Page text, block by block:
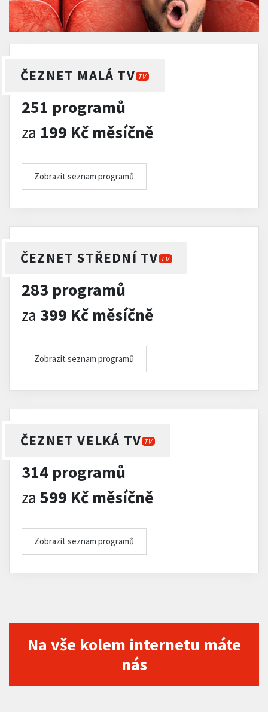
ČEZNET MALÁ TV TV
251 programů
za 199 Kč měsíčně
Zobrazit seznam programů
ČEZNET STŘEDNÍ TV TV
283 programů
za 399 Kč měsíčně
Zobrazit seznam programů
ČEZNET VELKÁ TV TV
314 programů
za 599 Kč měsíčně
Zobrazit seznam programů
Na vše kolem internetu máte
nás